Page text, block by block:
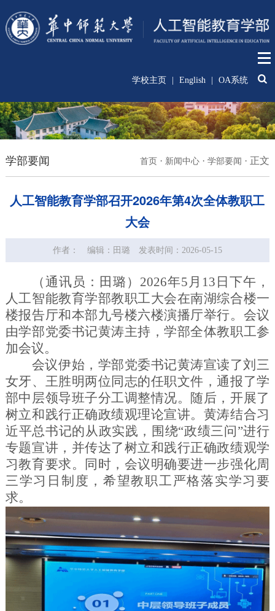
学校主页 English OA系统
学部要闻 首页 · 新闻中心 ·学部要闻 · 正文
人工智能教育学部召开2026年第4次全体教职工
大会
作者： 编辑：田璐 发表时间：2026-05-15
（通讯员：田璐） 2026年5 月 13 日下午 ，
人工智能教育学部教职工大会在南湖综合楼一
楼报告厅和本部九号楼六楼演播厅举行。会议
由学部党委书记黄涛主持，学部全体教职工参
加会议。
会议伊始，学部党委书记黄涛宣读了刘三
女牙、王胜明两位同志的任职文件，通报了学
部中层领导班子分工调整情况。随后，开展了
树立和践行正确政绩观理论宣讲。黄涛结合习
近平总书记的从政实践，围绕“政绩三问”进行
专题宣讲，并传达了树立和践行正确政绩观学
习教育要求。同时，会议明确要进一步强化周
三学习日制度，希望教职工严格落实学习要
求。